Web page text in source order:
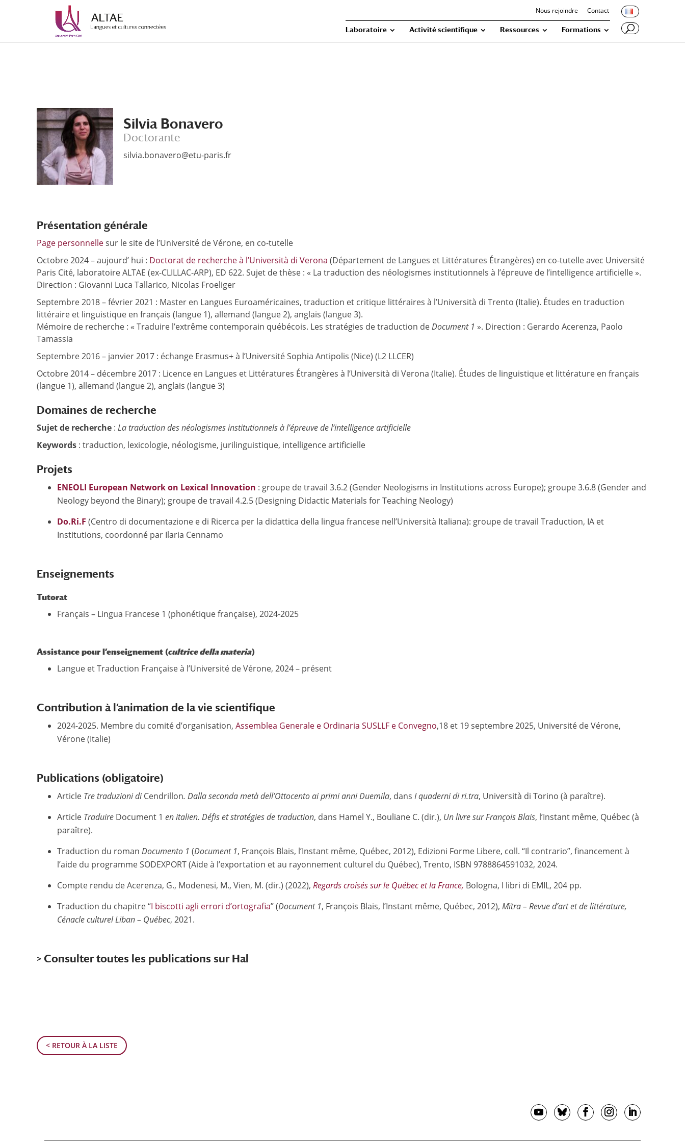
principal
navigation
Nous rejoindre Contact
Laboratoire Activité scientifique Ressources Formations
< RETOUR À LA LISTE
Silvia Bonavero
Doctorante
silvia.bonavero@etu-paris.fr
Présentation générale
Page personnellesur le site de l’Université de Vérone, en co-tutelle
Octobre 2024 – aujourd’ hui : Doctorat de recherche à l’Università di Verona (Département de Langues et Littératures Étrangères) en co-tutelle avec Université
Paris Cité, laboratoire ALTAE (ex-CLILLAC-ARP), ED 622. Sujet de thèse : « La traduction des néologismes institutionnels à l’épreuve de l’intelligence artificielle ».
Direction : Giovanni Luca Tallarico, Nicolas Froeliger
Septembre 2018 – février 2021 : Master en Langues Euroaméricaines, traduction et critique littéraires à l’Università di Trento (Italie). Études en traduction
littéraire et linguistique en français (langue 1), allemand (langue 2), anglais (langue 3).
Mémoire de recherche : « Traduire l’extrême contemporain québécois. Les stratégies de traduction deDocument 1 ». Direction : Gerardo Acerenza, Paolo
Tamassia
Septembre 2016 – janvier 2017 : échange Erasmus+ à l’Université Sophia Antipolis (Nice) (L2 LLCER)
Octobre 2014 – décembre 2017 : Licence en Langues et Littératures Étrangères à l’Università di Verona (Italie). Études de linguistique et littérature en français
(langue 1), allemand (langue 2), anglais (langue 3)
Domaines de recherche
Sujet de recherche : La traduction des néologismes institutionnels à l’épreuve de l’intelligence artificielle
Keywords : traduction, lexicologie, néologisme, jurilinguistique, intelligence artificielle
Projets
ENEOLI European Network on Lexical Innovation : groupe de travail 3.6.2 (Gender Neologisms in Institutions across Europe); groupe 3.6.8 (Gender and
Neology beyond the Binary); groupe de travail 4.2.5 (Designing Didactic Materials for Teaching Neology)
Do.Ri.F (Centro di documentazione e di Ricerca per la didattica della lingua francese nell’Università Italiana): groupe de travail Traduction, IA et
Institutions, coordonné par Ilaria Cennamo
Enseignements
Tutorat
Français – Lingua Francese 1 (phonétique française), 2024-2025
Assistance pour l’enseignement (cultrice della materia)
Langue et Traduction Française à l’Université de Vérone, 2024 – présent
Contribution à l’animation de la vie scientifique
2024-2025. Membre du comité d’organisation, Assemblea Generale e Ordinaria SUSLLF e Convegno,18 et 19 septembre 2025, Université de Vérone,
Vérone (Italie)
Publications (obligatoire)
Article Tre traduzioni diCendrillon. Dalla seconda metà dell’Ottocento ai primi anni Duemila, dans I quaderni di ri.tra, Università di Torino (à paraître).
Article Traduire Document 1 en italien. Défis et stratégies de traduction, dans Hamel Y., Bouliane C. (dir.), Un livre sur François Blais, l’Instant même, Québec (à
paraître).
Traduction du roman Documento 1 (Document 1, François Blais, l’Instant même, Québec, 2012), Edizioni Forme Libere, coll. “Il contrario”, financement à
l’aide du programme SODEXPORT (Aide à l’exportation et au rayonnement culturel du Québec), Trento, ISBN 9788864591032, 2024.
Compte rendu de Acerenza, G., Modenesi, M., Vien, M. (dir.) (2022), Regards croisés sur le Québec et la France, Bologna, I libri di EMIL, 204 pp.
Traduction du chapitre “I biscotti agli errori d’ortografia” (Document 1, François Blais, l’Instant même, Québec, 2012), Mïtra – Revue d’art et de littérature,
Cénacle culturel Liban – Québec, 2021.
> Consulter toutes les publications sur Hal